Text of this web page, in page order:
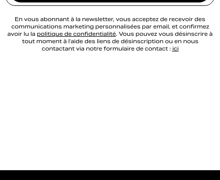
En vous abonnant à la newsletter, vous acceptez de recevoir des
communications marketing personnalisées par email, et confirmez
avoir lu la politique de confidentialité. Vous pouvez vous désinscrire à
tout moment à l’aide des liens de désinscription ou en nous
contactant via notre formulaire de contact : ici